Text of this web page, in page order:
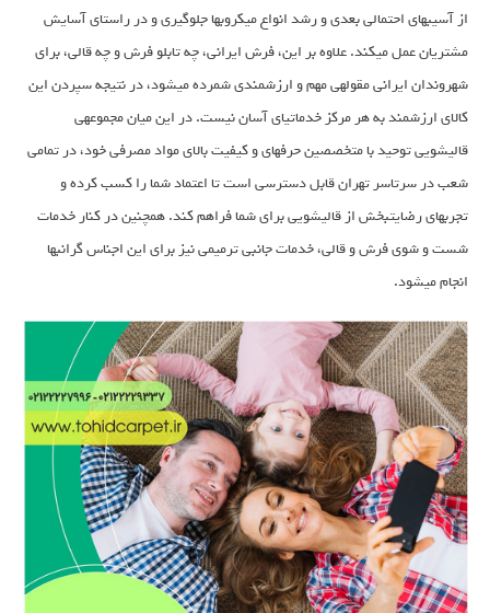
از آسیبهای احتمالی بعدی و رشد انواع میکروبها جلوگیری و در راستای آسایش
مشتریان عمل میکند. علاوه بر این، فرش ایرانی، چه تابلو فرش و چه قالی، برای
شهروندان ایرانی مقولهی مهم و ارزشمندی شمرده میشود، در نتیجه سپردن این
کالای ارزشمند به هر مرکز خدماتیای آسان نیست. در این میان مجموعهی
قالیشویی توحید با متخصصین حرفهای و کیفیت بالای مواد مصرفی خود، در تمامی
شعب در سرتاسر تهران قابل دسترسی است تا اعتماد شما را کسب کرده و
تجربهای رضایتبخش از قالیشویی برای شما فراهم کند. همچنین در کنار خدمات
شست و شوی فرش و قالی، خدمات جانبی ترمیمی نیز برای این اجناس گرانبها
انجام میشود.